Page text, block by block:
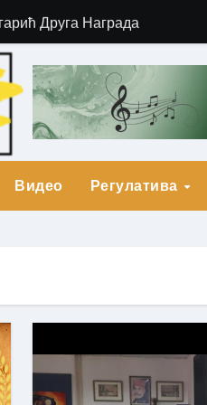
Друга Награда
награда
Видео Регулатива